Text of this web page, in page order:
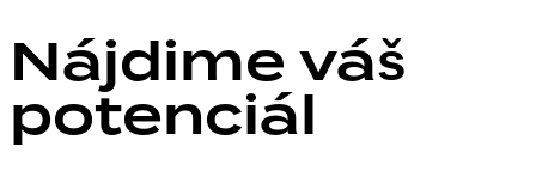
Nájdime váš
potenciál